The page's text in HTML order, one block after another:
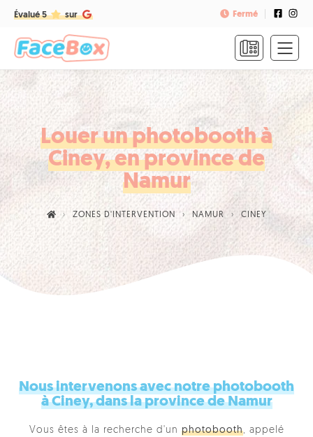
Évalué 5 sur Fermé
ACCUEIL
FORMULES
TARIFS
FAQ
CONTACT
NOUS
APPELER
RÉSERVER
Louer un photobooth à
Ciney, en province de
Namur
ZONES D'INTERVENTION NAMUR CINEY
Nous intervenons avec notre photobooth
à Ciney, dans la province de Namur
Vous êtes à la recherche d'un photobooth, appelé